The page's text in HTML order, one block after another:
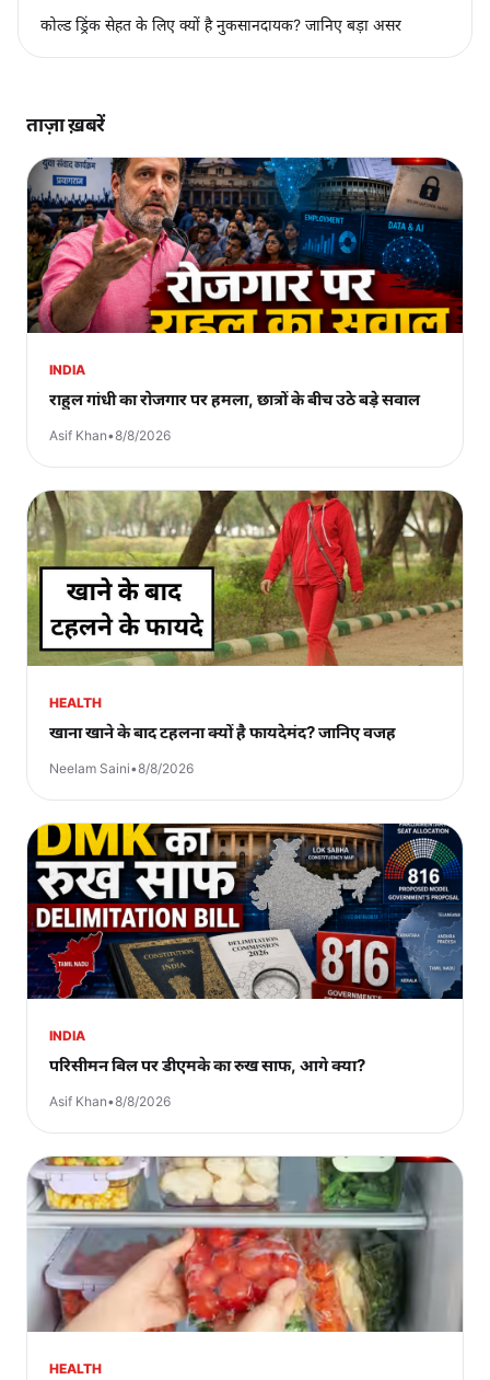
कोल्ड ड्रिंक सेहत के लिए क्यों है नुकसानदायक? जानिए बड़ा असर
ताज़ा ख़बरें
INDIA
राहुल गांधी का रोजगार पर हमला, छात्रों के बीच उठे बड़े सवाल
Asif Khan•8/8/2026
HEALTH
खाना खाने के बाद टहलना क्यों है फायदेमंद? जानिए वजह
Neelam Saini•8/8/2026
INDIA
परिसीमन बिल पर डीएमके का रुख साफ, आगे क्या?
Asif Khan•8/8/2026
HEALTH